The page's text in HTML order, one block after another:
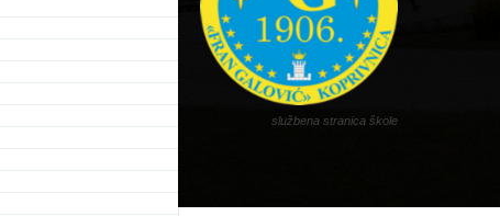
službena stranica škole